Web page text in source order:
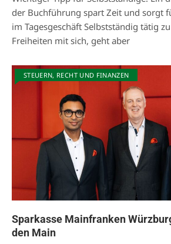
der Buchführung spart Zeit und sorgt
im Tagesgeschäft Selbstständig tätig
Freiheiten mit sich, geht aber
STEUERN, RECHT UND FINANZEN
Sparkasse Mainfranken
den Main